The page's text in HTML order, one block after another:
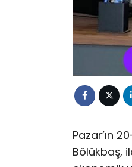
Pazar’ın
Bölükbaş,